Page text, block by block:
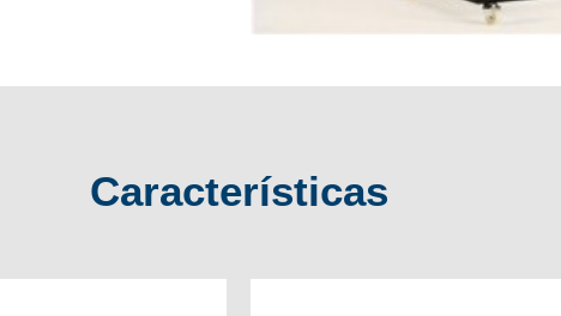
Características